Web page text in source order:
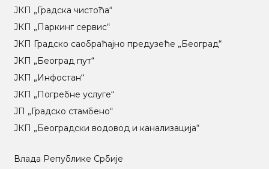
ЈКП „Градска чистоћа“
ЈКП „Паркинг сервис“
ЈКП Градско саобраћајно предузеће „Београд“
ЈКП „Београд пут“
ЈКП „Инфостан“
ЈКП „Погребне услуге“
ЈП „Градско стамбено“
ЈКП „Београдски водовод и канализација“
Влада Републике Србије